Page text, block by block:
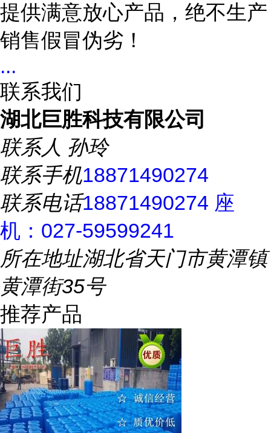
提供满意放心产品，绝不生产
销售假冒伪劣！
...
联系我们
湖北巨胜科技有限公司
联系人 孙玲
联系手机18871490274
联系电话18871490274 座
机：027-59599241
所在地址湖北省天门市黄潭镇
黄潭街35号
推荐产品